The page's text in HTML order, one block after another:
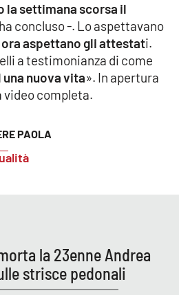
PAOLA
la settimana scorsa il
concluso -. Lo aspettavano
ora aspettano gli attestati.
a testimonianza di come
nuova vita». In apertura
video completa.
la 23enne Andrea
strisce pedonali